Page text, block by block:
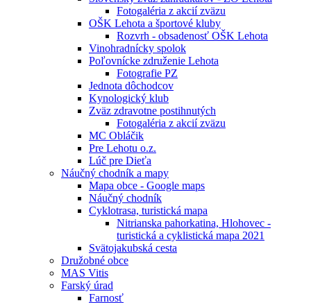
Fotogaléria z akcií zväzu
OŠK Lehota a športové kluby
Rozvrh - obsadenosť OŠK Lehota
Vinohradnícky spolok
Poľovnícke združenie Lehota
Fotografie PZ
Jednota dôchodcov
Kynologický klub
Zväz zdravotne postihnutých
Fotogaléria z akcií zväzu
MC Obláčik
Pre Lehotu o.z.
Lúč pre Dieťa
Náučný chodník a mapy
Mapa obce - Google maps
Náučný chodník
Cyklotrasa, turistická mapa
Nitrianska pahorkatina, Hlohovec -
turistická a cyklistická mapa 2021
Svätojakubská cesta
Družobné obce
MAS Vitis
Farský úrad
Farnosť